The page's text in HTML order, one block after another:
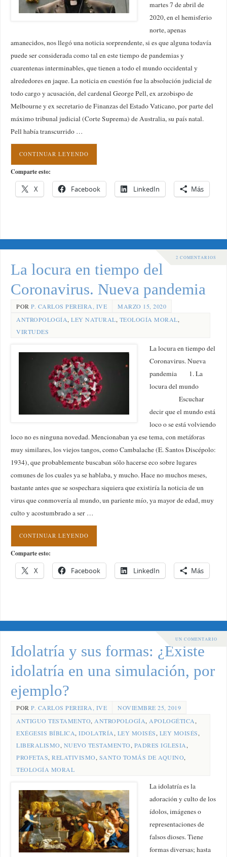
martes 7 de abril de
2020, en el hemisferio
norte, apenas
amanecidos, nos llegó una noticia sorprendente, si es que alguna todavía
puede ser considerada como tal en este tiempo de pandemias y
cuarentenas interminables, que tienen a todo el mundo occidental y
alrededores en jaque. La noticia en cuestión fue la absolución judicial de
todo cargo y acusación, del cardenal George Pell, ex arzobispo de
Melbourne y ex secretario de Finanzas del Estado Vaticano, por parte del
máximo tribunal judicial (Corte Suprema) de Australia, su país natal.
Pell había transcurrido …
CONTINUAR LEYENDO
Comparte esto:
X Facebook LinkedIn Más
2 COMENTARIOS
La locura en tiempo del
Coronavirus. Nueva pandemia
PORP. CARLOS PEREIRA, IVE
MARZO 15, 2020
ANTROPOLOGÍA,LEY NATURAL, TEOLOGÍA MORAL,
VIRTUDES
La locura en tiempo del
Coronavirus. Nueva
pandemia 1. La
locura del mundo
Escuchar
decir que el mundo está
loco o se está volviendo
loco no es ninguna novedad. Mencionaban ya ese tema, con metáforas
muy similares, los viejos tangos, como Cambalache (E. Santos Discépolo:
1934), que probablemente buscaban sólo hacerse eco sobre lugares
comunes de los cuales ya se hablaba, y mucho. Hace no muchos meses,
bastante antes que se sospechara siquiera que existiría la noticia de un
virus que conmovería al mundo, un pariente mío, ya mayor de edad, muy
culto y acostumbrado a ser …
CONTINUAR LEYENDO
Comparte esto:
X Facebook LinkedIn Más
UN COMENTARIO
Idolatría y sus formas: ¿Existe
idolatría en una simulación, por
ejemplo?
PORP. CARLOS PEREIRA, IVE
NOVIEMBRE 25, 2019
ANTIGUO TESTAMENTO,ANTROPOLOGÍA,APOLOGÉTICA,
EXÉGESIS BÍBLICA,IDOLATRÍA, LEY MOISÉS, LEY MOISÉS,
LIBERALISMO, NUEVO TESTAMENTO, PADRES IGLESIA,
PROFETAS,RELATIVISMO, SANTO TOMÁS DE AQUINO,
TEOLOGÍA MORAL
La idolatría es la
adoración y culto de los
ídolos, imágenes o
representaciones de
falsos dioses. Tiene
formas diversas; hasta